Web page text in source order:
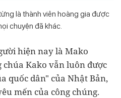
là thành viên hoàng gia được
chuyện đã khác.
hiện nay là Mako
chúa Kako vẫn luôn được
quốc dân" của Nhật Bản,
mến của công chúng.